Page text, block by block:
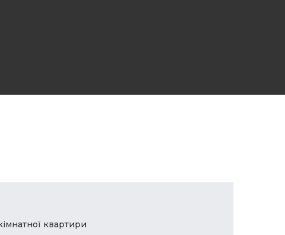
квартири